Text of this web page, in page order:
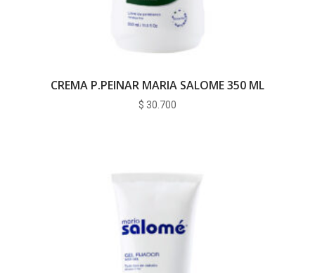
CREMA P.PEINAR MARIA SALOME 350 ML
$ 30.700